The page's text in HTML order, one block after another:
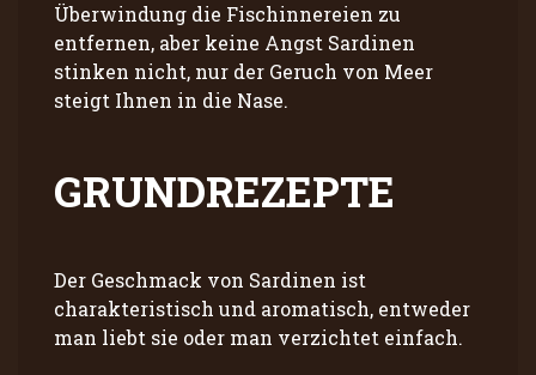
Überwindung die Fischinnereien zu
entfernen, aber keine Angst Sardinen
stinken nicht, nur der Geruch von Meer
steigt Ihnen in die Nase.
GRUNDREZEPTE
Der Geschmack von Sardinen ist
charakteristisch und aromatisch, entweder
man liebt sie oder man verzichtet einfach.